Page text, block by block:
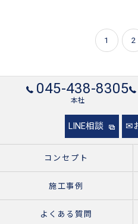
1 2
045-438-8305
本社
LINE相談 ✉
コンセプト
施工事例
よくある質問